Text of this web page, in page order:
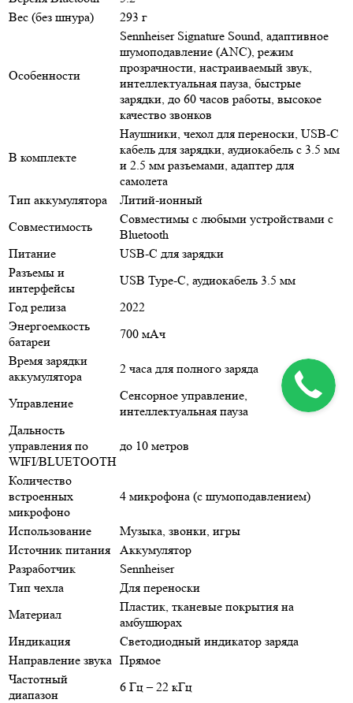
Вес (без шнура)
293 г
Особенности
Sennheiser Signature Sound, адаптивное
шумоподавление (ANC), режим
прозрачности, настраиваемый звук,
интеллектуальная пауза, быстрые
зарядки, до 60 часов работы, высокое
качество звонков
В комплекте
Наушники, чехол для переноски, USB-C
кабель для зарядки, аудиокабель с 3.5 мм
и 2.5 мм разъемами, адаптер для
самолета
Тип аккумулятора
Литий-ионный
Совместимость
Совместимы с любыми устройствами с
Bluetooth
Питание
USB-C для зарядки
Разъемы и
интерфейсы
USB Type-C, аудиокабель 3.5 мм
Год релиза
2022
Энергоемкость
батареи
700 мАч
Время зарядки
аккумулятора
2 часа для полного заряда
Управление
Сенсорное управление,
интеллектуальная пауза
Дальность
управления по
WIFI/BLUETOOTH
до 10 метров
Количество
встроенных
микрофоно
4 микрофона (с шумоподавлением)
Использование
Музыка, звонки, игры
Источник питания
Аккумулятор
Разработчик
Sennheiser
Тип чехла
Для переноски
Материал
Пластик, тканевые покрытия на
амбушюрах
Индикация
Светодиодный индикатор заряда
Направление звука Прямое
Частотный
диапазон
6 Гц – 22 кГц